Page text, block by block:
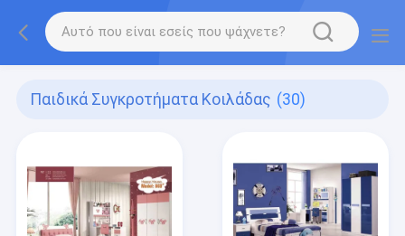
Παιδικά Συγκροτήματα Κοιλάδας (30)